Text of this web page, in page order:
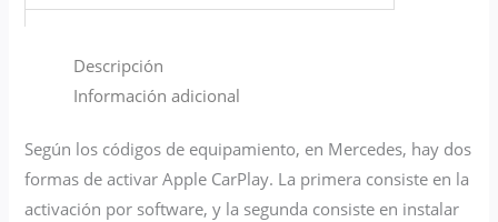
Descripción
Información adicional
Según los códigos de equipamiento, en Mercedes, hay dos
formas de activar Apple CarPlay. La primera consiste en la
activación por software, y la segunda consiste en instalar